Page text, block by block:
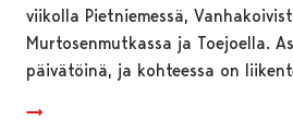
viikolla Pietniemessä,
Murtosenmutkassa ja Toejoella.
päivätöinä, ja kohteessa on